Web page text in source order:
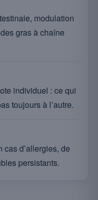
modulation
gras à chaîne
individuel : ce qui
toujours à l’autre.
d’allergies, de
persistants.